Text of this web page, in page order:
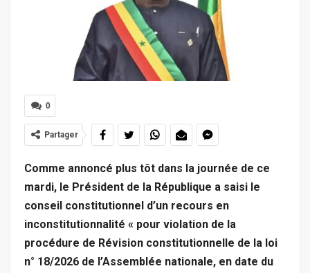
0
Partager
Comme annoncé plus tôt dans la journée de ce
mardi, le Président de la République a saisi le
conseil constitutionnel d’un recours en
inconstitutionnalité « pour violation de la
procédure de Révision constitutionnelle de la loi
n° 18/2026 de l’Assemblée nationale, en date du